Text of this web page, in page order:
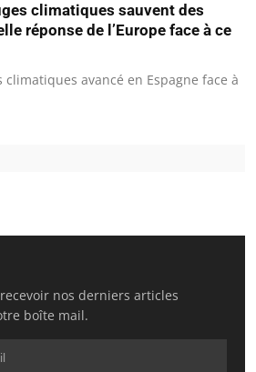
climatiques sauvent des
réponse de l’Europe face à ce
climatiques avancé en Espagne face à
nos derniers articles
boîte mail.